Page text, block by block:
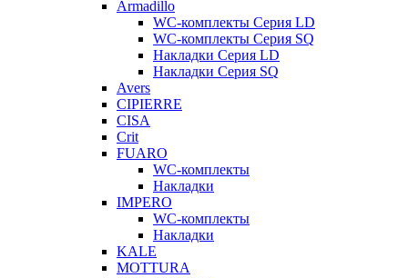
Armadillo
WC-комплекты Серия LD
WC-комплекты Серия SQ
Накладки Серия LD
Накладки Серия SQ
Avers
CIPIERRE
CISA
Crit
FUARO
WC-комплекты
Накладки
IMPERO
WC-комплекты
Накладки
KALE
MOTTURA